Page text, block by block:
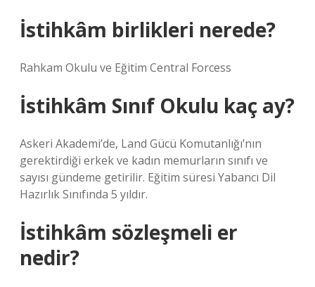
İstihkâm birlikleri nerede?
Rahkam Okulu ve Eğitim Central Forcess
İstihkâm Sınıf Okulu kaç ay?
Askeri Akademi’de, Land Gücü Komutanlığı’nın
gerektirdiği erkek ve kadın memurların sınıfı ve
sayısı gündeme getirilir. Eğitim süresi Yabancı Dil
Hazırlık Sınıfında 5 yıldır.
İstihkâm sözleşmeli er
nedir?